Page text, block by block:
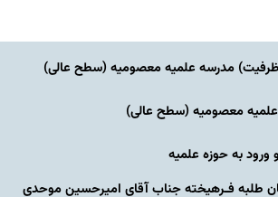
مدرسه علمیه معصومیه‌ (سطح عالی)
معصومیه‌ (سطح عالی)
به حوزه علمیه
طلبه فـرهیخته جناب آقای امیرحسین موحدی